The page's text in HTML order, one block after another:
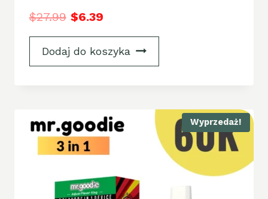
$27.99 $6.39
Dodaj do koszyka
Wyprzedaż!